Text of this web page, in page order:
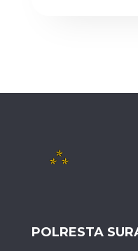
POLRESTA